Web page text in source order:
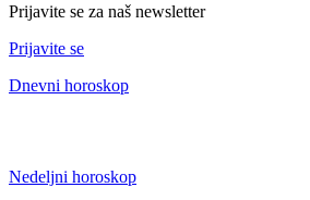
Prijavite se za naš newsletter
Prijavite se
Dnevni horoskop
Nedeljni horoskop